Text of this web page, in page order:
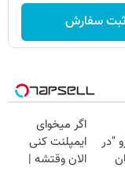
ثبت سفارش
"در
اگر میخوای
ایمپلنت کنی
الان وقتشه |